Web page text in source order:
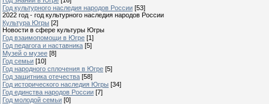
Год культурного наследия народов России [53]
2022 год - год культурного наследия народов России
Культура Югры [2]
Новости в сфере культуры Югры
Год взаимопомощи в Югре [1]
Год педагога и наставника [5]
Музей о музее [8]
Год семьи [10]
Год народного сплочения в Югре [5]
Год защитника отечества [58]
Год исторического наследия Югры [34]
Год единства народов России [7]
Год молодой семьи [0]